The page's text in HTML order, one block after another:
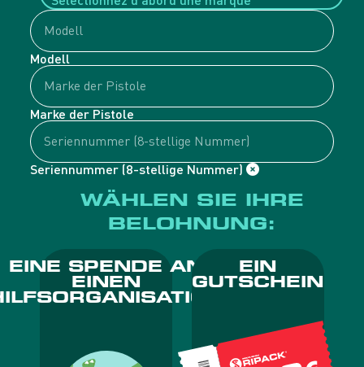
Modell
Marke der Pistole
Seriennummer (8-stellige Nummer)
WÄHLEN SIE IHRE
BELOHNUNG:
EINE SPENDE AN
EINEN
EIN
GUTSCHEIN
Alternative: